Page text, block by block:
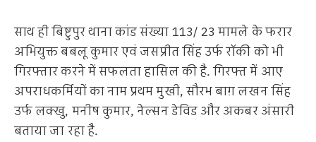
साथ ही बिष्टुपुर थाना कांड संख्या 113/ 23 मामले के फरार
अभियुक्त बबलू कुमार एवं जसप्रीत सिंह उर्फ रॉकी को भी
गिरफ्तार करने में सफलता हासिल की है. गिरफ्त में आए
अपराधकर्मियों का नाम प्रथम मुखी, सौरभ बाग़ लखन सिंह
उर्फ लक्खु, मनीष कुमार, नेल्सन डेविड और अकबर अंसारी
बताया जा रहा है.